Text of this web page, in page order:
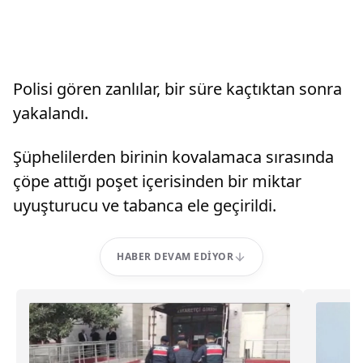
Polisi gören zanlılar, bir süre kaçtıktan sonra
yakalandı.
Şüphelilerden birinin kovalamaca sırasında
çöpe attığı poşet içerisinden bir miktar
uyuşturucu ve tabanca ele geçirildi.
HABER DEVAM EDIYOR